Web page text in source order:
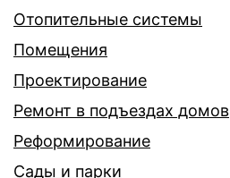
Отопительные системы
Помещения
Проектирование
Ремонт в подъездах домов
Реформирование
Сады и парки